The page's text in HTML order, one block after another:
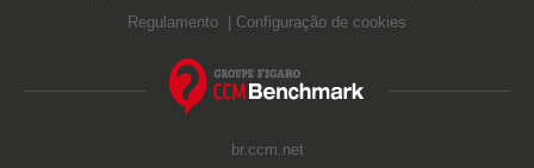
Regulamento
Configuração de cookies
br.ccm.net